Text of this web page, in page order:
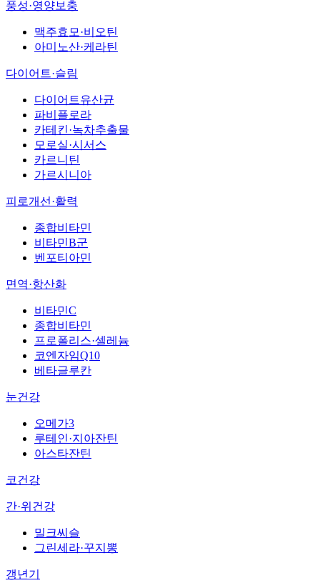
풍성·영양보충
맥주효모·비오틴
아미노산·케라틴
다이어트·슬림
다이어트유산균
파비플로라
카테킨·녹차추출물
모로실·시서스
카르니틴
가르시니아
피로개선·활력
종합비타민
비타민B군
벤포티아민
면역·항산화
비타민C
종합비타민
프로폴리스·셀레늄
코엔자임Q10
베타글루칸
눈건강
오메가3
루테인·지아잔틴
아스타잔틴
코건강
간·위건강
밀크씨슬
그린세라·꾸지뽕
갱년기